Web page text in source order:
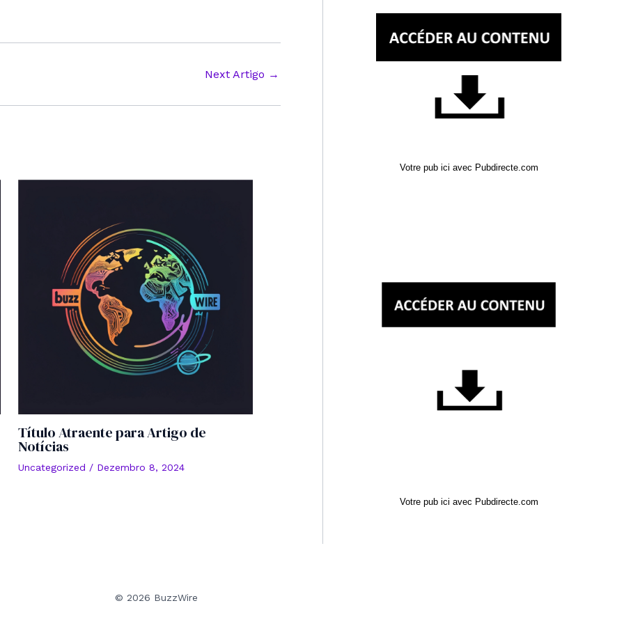
Next Artigo →
Título Atraente para Artigo de
Notícias
Uncategorized / Dezembro 8, 2024
Votre pub ici avec Pubdirecte.com
Votre pub ici avec Pubdirecte.com
© 2026 BuzzWire